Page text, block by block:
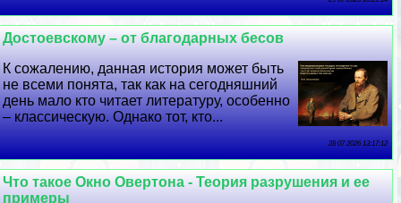
Достоевскому – от благодарных бесов
К сожалению, данная история может быть
не всеми понята, так как на сегодняшний
день мало кто читает литературу, особенно
– классическую. Однако тот, кто...
28 07 2026 13:17:12
Что такое Окно Овертона - Теория разрушения и ее
примеры